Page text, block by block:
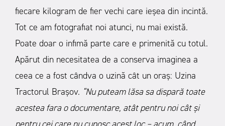
fiecare kilogram de fier vechi care ieșea din incintă.
Tot ce am fotografiat noi atunci, nu mai există.
Poate doar o infimă parte care e primenită cu totul.
Apărut din necesitatea de a conserva imaginea a
ceea ce a fost cândva o uzină cât un oraș: Uzina
Tractorul Brașov. “Nu puteam lăsa sa dispară toate
acestea fara o documentare, atât pentru noi cât și